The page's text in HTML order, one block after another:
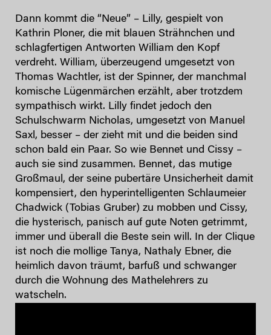
Dann kommt die “Neue” – Lilly, gespielt von
Kathrin Ploner, die mit blauen Strähnchen und
schlagfertigen Antworten William den Kopf
verdreht. William, überzeugend umgesetzt von
Thomas Wachtler, ist der Spinner, der manchmal
komische Lügenmärchen erzählt, aber trotzdem
sympathisch wirkt. Lilly findet jedoch den
Schulschwarm Nicholas, umgesetzt von Manuel
Saxl, besser – der zieht mit und die beiden sind
schon bald ein Paar. So wie Bennet und Cissy –
auch sie sind zusammen. Bennet, das mutige
Großmaul, der seine pubertäre Unsicherheit damit
kompensiert, den hyperintelligenten Schlaumeier
Chadwick (Tobias Gruber) zu mobben und Cissy,
die hysterisch, panisch auf gute Noten getrimmt,
immer und überall die Beste sein will. In der Clique
ist noch die mollige Tanya, Nathaly Ebner, die
heimlich davon träumt, barfuß und schwanger
durch die Wohnung des Mathelehrers zu
watscheln.